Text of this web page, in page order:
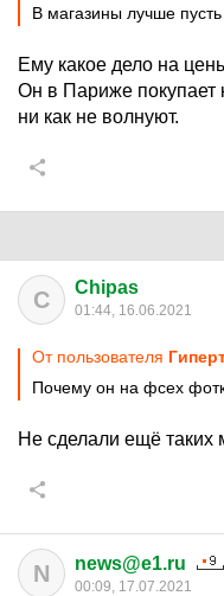
В магазины лучше
Ему какое дело на
Он в Париже покупает
ни как не волнуют.
C Chipas
01:44, 16.06.2021
От пользователя
Почему он на фсех
Не сделали ещё таких
N news@e1.ru
00:09, 17.07.2021